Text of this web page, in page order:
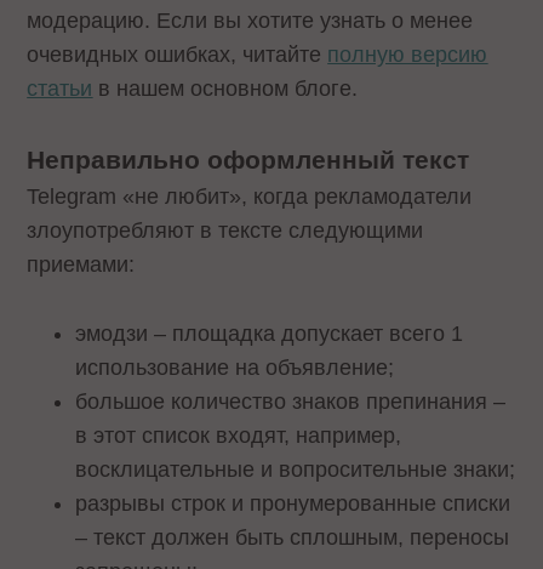
модерацию. Если вы хотите узнать о менее
очевидных ошибках, читайте полную версию
статьи в нашем основном блоге.
Неправильно оформленный текст
Telegram «не любит», когда рекламодатели
злоупотребляют в тексте следующими
приемами:
эмодзи – площадка допускает всего 1
использование на объявление;
большое количество знаков препинания –
в этот список входят, например,
восклицательные и вопросительные знаки;
разрывы строк и пронумерованные списки
– текст должен быть сплошным, переносы